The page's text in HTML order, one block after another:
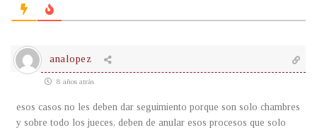
analopez
8 años atrás
esos casos no les deben dar seguimiento porque son solo chambres
y sobre todo los jueces, deben de anular esos procesos que solo